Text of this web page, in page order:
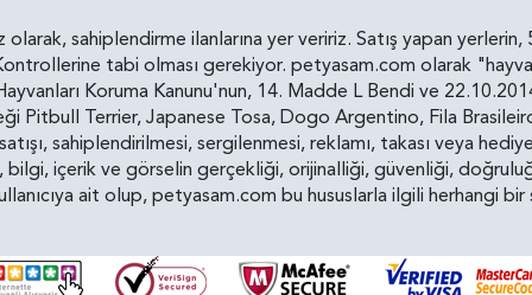
sahiplendirme ilanlarına yer veririz. Satış yapan yerlerin,
tabi olması gerekiyor. petyasam.com olarak
Koruma Kanunu'nun, 14. Madde L Bendi ve
Pitbull Terrier, Japanese Tosa, Dogo Argentino, Fila
sahiplendirilmesi, sergilenmesi, reklamı, takası veya
bilgi, içerik ve görselin gerçekliği, orijinalliği, güvenliği,
ait olup, petyasam.com bu hususlarla ilgili herhangi